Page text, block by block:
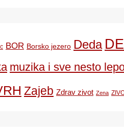
BOR Borsko jezero Deda
muzika i sve nesto
Zajeb Zdrav zivot Zena